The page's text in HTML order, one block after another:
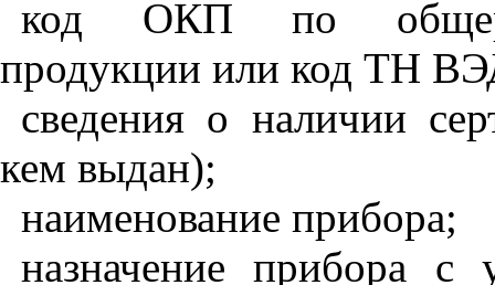
код ОКП по
продукции или код ТН
сведения о наличии
кем выдан);
наименование прибора;
назначение прибора с